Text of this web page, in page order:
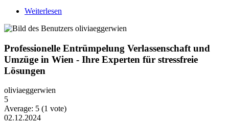
Weiterlesen
Professionelle Entrümpelung Verlassenschaft und
Umzüge in Wien - Ihre Experten für stressfreie
Lösungen
oliviaeggerwien
5
Average: 5 (1 vote)
02.12.2024